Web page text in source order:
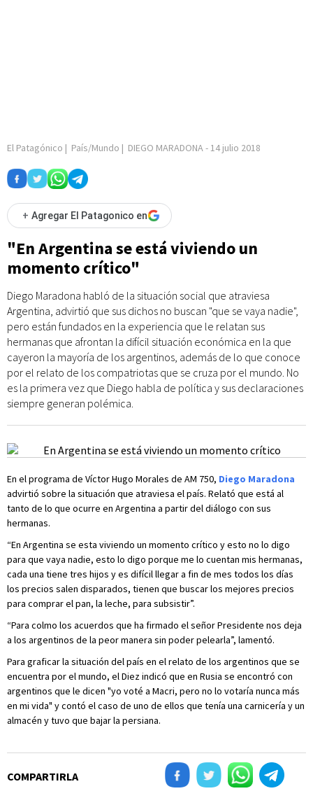
El Patagónico | País/Mundo | DIEGO MARADONA- 14 julio 2018
+ Agregar El Patagonico en
"En Argentina se está viviendo un
momento crítico"
Diego Maradona habló de la situación social que atraviesa
Argentina, advirtió que sus dichos no buscan "que se vaya nadie",
pero están fundados en la experiencia que le relatan sus
hermanas que afrontan la difícil situación económica en la que
cayeron la mayoría de los argentinos, además de lo que conoce
por el relato de los compatriotas que se cruza por el mundo. No
es la primera vez que Diego habla de política y sus declaraciones
siempre generan polémica.
En el programa de Víctor Hugo Morales de AM 750, Diego Maradona
advirtió sobre la situación que atraviesa el país. Relató que está al
tanto de lo que ocurre en Argentina a partir del diálogo con sus
hermanas.
“En Argentina se esta viviendo un momento crítico y esto no lo digo
para que vaya nadie, esto lo digo porque me lo cuentan mis hermanas,
cada una tiene tres hijos y es difícil llegar a fin de mes todos los días
los precios salen disparados, tienen que buscar los mejores precios
para comprar el pan, la leche, para subsistir”.
“Para colmo los acuerdos que ha firmado el señor Presidente nos deja
a los argentinos de la peor manera sin poder pelearla”, lamentó.
Para graficar la situación del país en el relato de los argentinos que se
encuentra por el mundo, el Diez indicó que en Rusia se encontró con
argentinos que le dicen "yo voté a Macri, pero no lo votaría nunca más
en mi vida" y contó el caso de uno de ellos que tenía una carnicería y un
almacén y tuvo que bajar la persiana.
COMPARTIRLA